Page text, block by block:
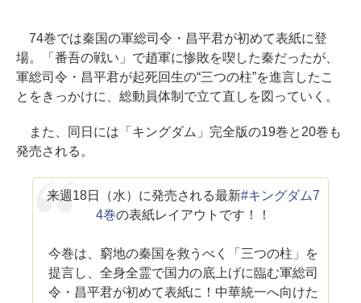
74巻では秦国の軍総司令・昌平君が初めて表紙に登
場。「番吾の戦い」で趙軍に惨敗を喫した秦だったが、
軍総司令・昌平君が起死回生の“三つの柱”を進言したこ
とをきっかけに、総動員体制で立て直しを図っていく。
また、同日には「キングダム」完全版の19巻と20巻も
発売される。
来週18日（水）に発売される最新#キングダム7
4巻の表紙レイアウトです！！
今巻は、窮地の秦国を救うべく「三つの柱」を
提言し、全身全霊で国力の底上げに臨む軍総司
令・昌平君が初めて表紙に！中華統一へ向けた